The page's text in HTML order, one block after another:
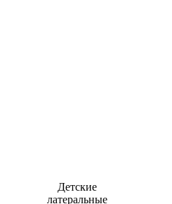
Детские
латеральные